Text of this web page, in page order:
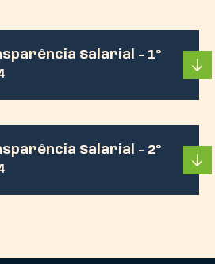
Salarial - 1º
Salarial - 2º